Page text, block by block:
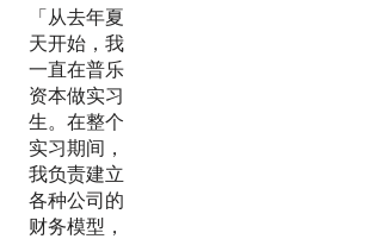
「从去年夏
天开始，我
一直在普乐
资本做实习
生。在整个
实习期间，
我负责建立
各种公司的
财务模型，